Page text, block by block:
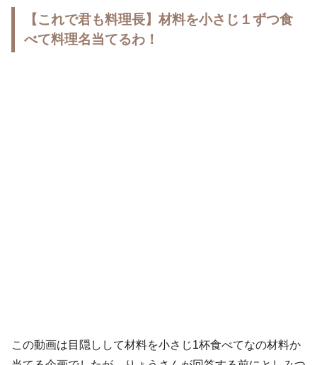
【これで君も料理長】材料を小さじ１ずつ食
べて料理名当てるわ！
この動画は目隠しして材料を小さじ1杯食べてなの材料か